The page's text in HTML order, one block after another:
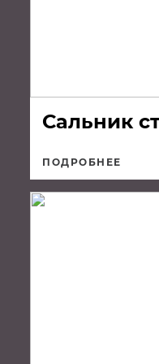
Сальник
ПОДРОБНЕЕ